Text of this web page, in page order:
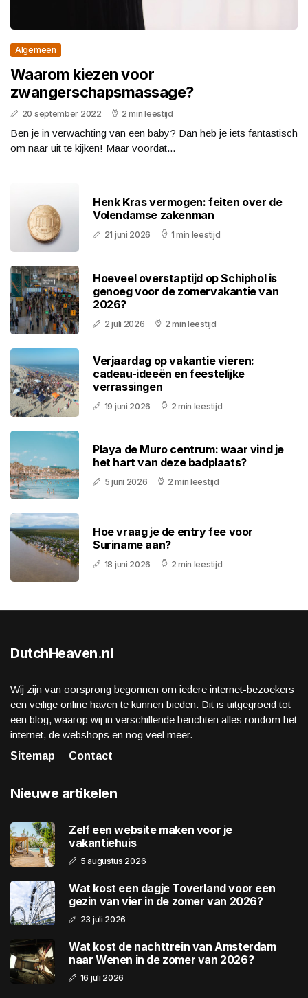
Algemeen
Waarom kiezen voor
zwangerschapsmassage?
20 september 2022 2 min leestijd
Ben je in verwachting van een baby? Dan heb je iets fantastisch
om naar uit te kijken! Maar voordat...
Henk Kras vermogen: feiten over de
Volendamse zakenman
21 juni 2026 1 min leestijd
Hoeveel overstaptijd op Schiphol is
genoeg voor de zomervakantie van
2026?
2 juli 2026 2 min leestijd
Verjaardag op vakantie vieren:
cadeau-ideeën en feestelijke
verrassingen
19 juni 2026 2 min leestijd
Playa de Muro centrum: waar vind je
het hart van deze badplaats?
5 juni 2026 2 min leestijd
Hoe vraag je de entry fee voor
Suriname aan?
18 juni 2026 2 min leestijd
DutchHeaven.nl
Wij zijn van oorsprong begonnen om iedere internet-bezoekers
een veilige online haven te kunnen bieden. Dit is uitgegroeid tot
een blog, waarop wij in verschillende berichten alles rondom het
internet, de webshops en nog veel meer.
Sitemap
Contact
Nieuwe artikelen
Zelf een website maken voor je
vakantiehuis
5 augustus 2026
Wat kost een dagje Toverland voor een
gezin van vier in de zomer van 2026?
23 juli 2026
Wat kost de nachttrein van Amsterdam
naar Wenen in de zomer van 2026?
16 juli 2026